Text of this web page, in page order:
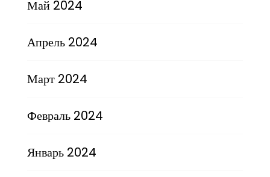
Май 2024
Апрель 2024
Март 2024
Февраль 2024
Январь 2024